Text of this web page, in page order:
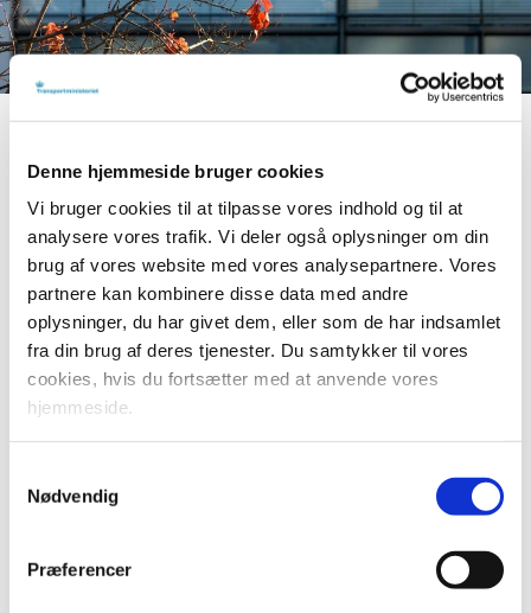
Denne hjemmeside bruger cookies
Vi bruger cookies til at tilpasse vores indhold og til at
analysere vores trafik. Vi deler også oplysninger om din
brug af vores website med vores analysepartnere. Vores
partnere kan kombinere disse data med andre
oplysninger, du har givet dem, eller som de har indsamlet
fra din brug af deres tjenester. Du samtykker til vores
cookies, hvis du fortsætter med at anvende vores
hjemmeside.
Nødvendig
Præferencer
Fortætningspotentialet i de to analyser er analyseret af
Kuben Management.
Analysen af fortætningspotentialet i den almene
boligsektor viser, at der i de ni udvalgte kommuner
karakteriseret ved et højt efterspørgselspres på
boligmarkedet er et samlet potentiale for boligfortætning i
m2). Potentialet varierer fra kommune til kommune, hvor
Aarhus Kommune har det absolut største potentiale
kommuner har Frederiksberg og Gentofte de mindste